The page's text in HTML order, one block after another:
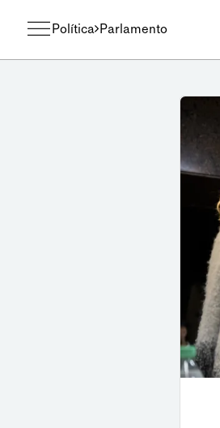
Política Parlamento